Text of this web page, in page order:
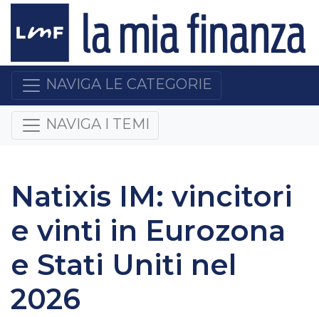
NAVIGA LE CATEGORIE
NAVIGA I TEMI
Natixis IM: vincitori
e vinti in Eurozona
e Stati Uniti nel
2026